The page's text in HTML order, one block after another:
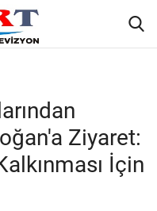
Ziyaret:
İçin